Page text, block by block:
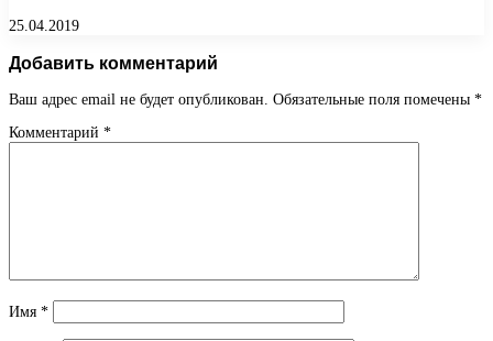
25.04.2019
Добавить комментарий
Ваш адрес email не будет опубликован. Обязательные поля помечены *
Комментарий *
Имя *